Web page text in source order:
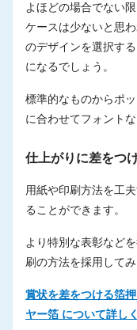
よほどの場合でない
ケースは少ないと思
のデザインを選択す
になるでしょう。
標準的なものからポ
に合わせてフォント
仕上がりに差をつ
用紙や印刷方法を工
ることができます。
より特別な表彰など
刷の方法を採用して
賞状を差をつける箔
ヤー箔 について詳し